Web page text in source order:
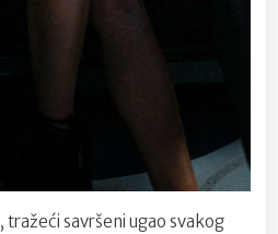
tražeći savršeni ugao svakog